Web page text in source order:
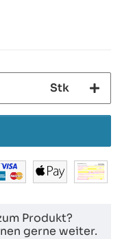
Stk
Produkt?
gerne weiter.